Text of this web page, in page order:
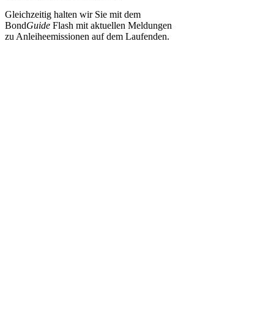
Gleichzeitig halten wir Sie mit dem
BondGuide Flash mit aktuellen Meldungen
zu Anleiheemissionen auf dem Laufenden.